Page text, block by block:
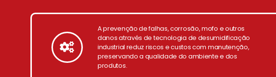
A prevenção de falhas, corrosão, mofo e outros
danos através de tecnologia de desumidificação
industrial reduz riscos e custos com manutenção,
preservando a qualidade do ambiente e dos
produtos.